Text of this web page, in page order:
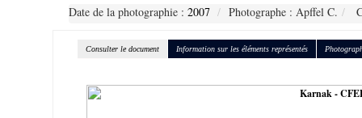
Date de la photographie : 2007 Photographe : Apffel C.
Consulter le document Information sur les éléments représentés